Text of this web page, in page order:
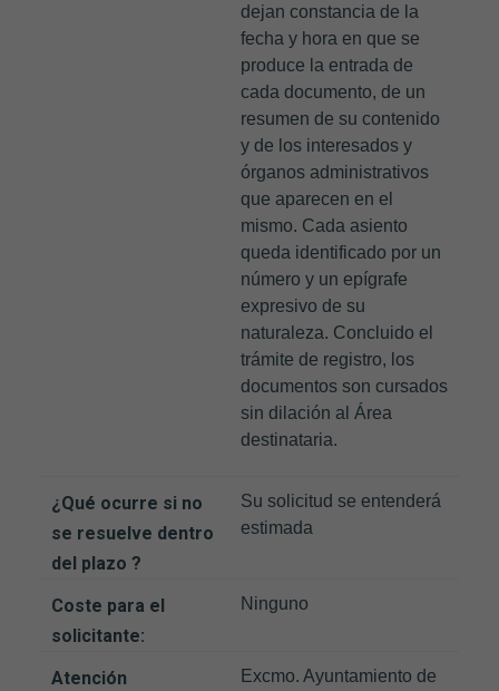
dejan constancia de la
fecha y hora en que se
produce la entrada de
cada documento, de un
resumen de su contenido
y de los interesados y
órganos administrativos
que aparecen en el
mismo. Cada asiento
queda identificado por un
número y un epígrafe
expresivo de su
naturaleza. Concluido el
trámite de registro, los
documentos son cursados
sin dilación al Área
destinataria.
¿Qué ocurre si no
se resuelve dentro
del plazo ?
Su solicitud se entenderá
estimada
Coste para el
solicitante:
Ninguno
Atención
Excmo. Ayuntamiento de